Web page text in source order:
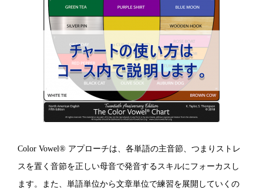
Color Vowel® アプローチは、各単語の主音節、つまりストレ
スを置く音節を正しい母音で発音するスキルにフォーカスし
ます。また、単語単位から文章単位で練習を展開していくの